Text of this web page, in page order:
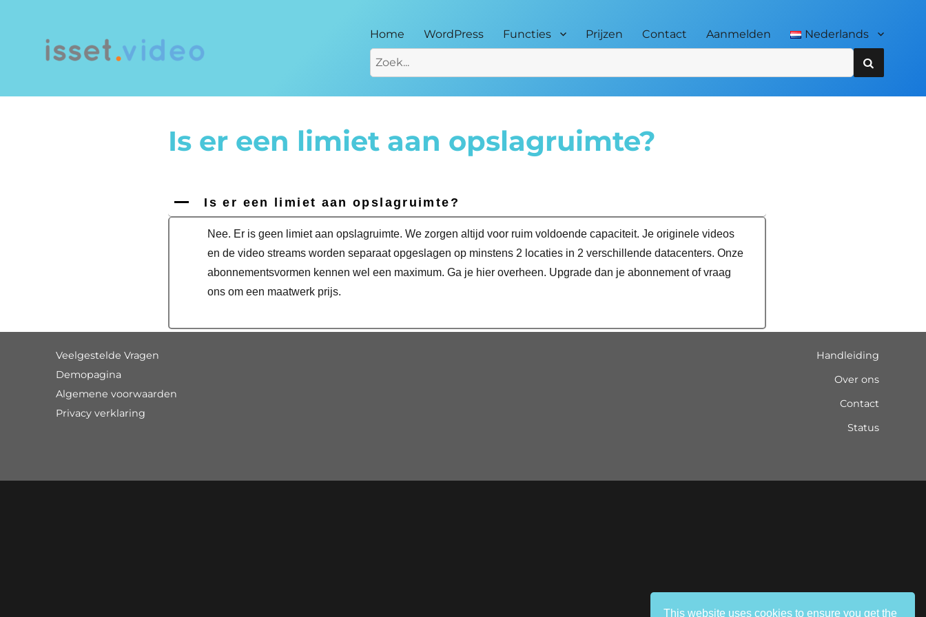
Home WordPress Functies Prijzen Contact Aanmelden Nederlands
Is er een limiet aan opslagruimte?
A Is er een limiet aan opslagruimte?
Nee. Er is geen limiet aan opslagruimte. We zorgen altijd voor ruim voldoende capaciteit. Je originele videos
en de video streams worden separaat opgeslagen op minstens 2 locaties in 2 verschillende datacenters. Onze
abonnementsvormen kennen wel een maximum. Ga je hier overheen. Upgrade dan je abonnement of vraag
ons om een maatwerk prijs.
Veelgestelde Vragen
Demopagina
Algemene voorwaarden
Privacy verklaring
handleiding
over ons
contact
status
This website uses cookies to ensure you get the